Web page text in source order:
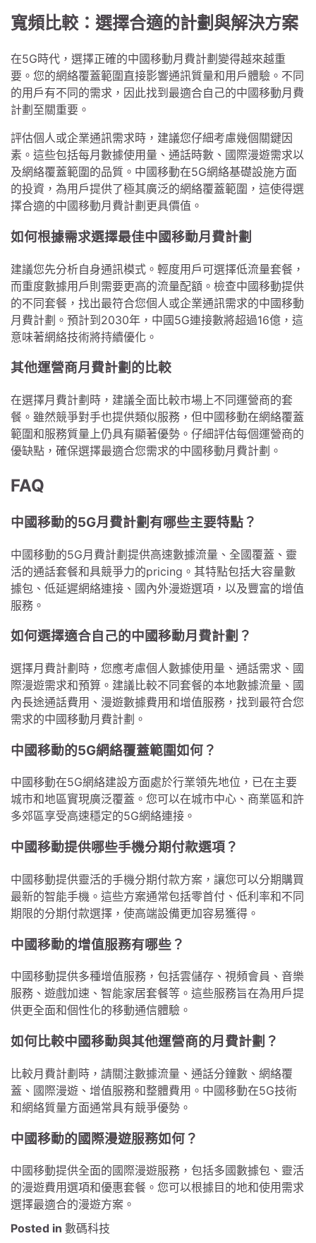
寬頻比較：選擇合適的計劃與解決方案
在5G時代，選擇正確的中國移動月費計劃變得越來越重
要。您的網絡覆蓋範圍直接影響通訊質量和用戶體驗。不同
的用戶有不同的需求，因此找到最適合自己的中國移動月費
計劃至關重要。
評估個人或企業通訊需求時，建議您仔細考慮幾個關鍵因
素。這些包括每月數據使用量、通話時數、國際漫遊需求以
及網絡覆蓋範圍的品質。中國移動在5G網絡基礎設施方面
的投資，為用戶提供了極其廣泛的網絡覆蓋範圍，這使得選
擇合適的中國移動月費計劃更具價值。
如何根據需求選擇最佳中國移動月費計劃
建議您先分析自身通訊模式。輕度用戶可選擇低流量套餐，
而重度數據用戶則需要更高的流量配額。檢查中國移動提供
的不同套餐，找出最符合您個人或企業通訊需求的中國移動
月費計劃。預計到2030年，中國5G連接數將超過16億，這
意味著網絡技術將持續優化。
其他運營商月費計劃的比較
在選擇月費計劃時，建議全面比較市場上不同運營商的套
餐。雖然競爭對手也提供類似服務，但中國移動在網絡覆蓋
範圍和服務質量上仍具有顯著優勢。仔細評估每個運營商的
優缺點，確保選擇最適合您需求的中國移動月費計劃。
FAQ
中國移動的5G月費計劃有哪些主要特點？
中國移動的5G月費計劃提供高速數據流量、全國覆蓋、靈
活的通話套餐和具競爭力的pricing。其特點包括大容量數
據包、低延遲網絡連接、國內外漫遊選項，以及豐富的增值
服務。
如何選擇適合自己的中國移動月費計劃？
選擇月費計劃時，您應考慮個人數據使用量、通話需求、國
際漫遊需求和預算。建議比較不同套餐的本地數據流量、國
內長途通話費用、漫遊數據費用和增值服務，找到最符合您
需求的中國移動月費計劃。
中國移動的5G網絡覆蓋範圍如何？
中國移動在5G網絡建設方面處於行業領先地位，已在主要
城市和地區實現廣泛覆蓋。您可以在城市中心、商業區和許
多郊區享受高速穩定的5G網絡連接。
中國移動提供哪些手機分期付款選項？
中國移動提供靈活的手機分期付款方案，讓您可以分期購買
最新的智能手機。這些方案通常包括零首付、低利率和不同
期限的分期付款選擇，使高端設備更加容易獲得。
中國移動的增值服務有哪些？
中國移動提供多種增值服務，包括雲儲存、視頻會員、音樂
服務、遊戲加速、智能家居套餐等。這些服務旨在為用戶提
供更全面和個性化的移動通信體驗。
如何比較中國移動與其他運營商的月費計劃？
比較月費計劃時，請關注數據流量、通話分鐘數、網絡覆
蓋、國際漫遊、增值服務和整體費用。中國移動在5G技術
和網絡質量方面通常具有競爭優勢。
中國移動的國際漫遊服務如何？
中國移動提供全面的國際漫遊服務，包括多國數據包、靈活
的漫遊費用選項和優惠套餐。您可以根據目的地和使用需求
選擇最適合的漫遊方案。
Posted in 數碼科技